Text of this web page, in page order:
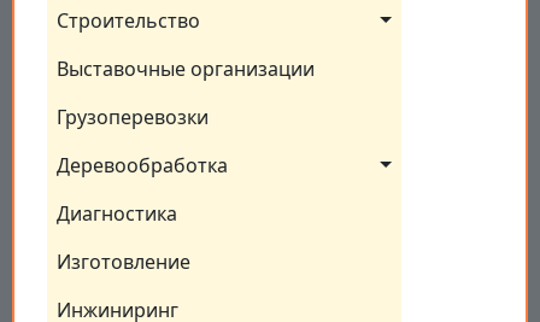
Строительство
Выставочные организации
Грузоперевозки
Деревообработка
Диагностика
Изготовление
Инжиниринг